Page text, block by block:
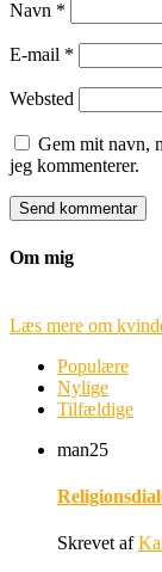
Navn *
E-mail *
Websted
Gem mit navn,
jeg kommenterer.
Om mig
Læs mere om
Populære
Nylige
Tilfældige
man25
Skrevet af